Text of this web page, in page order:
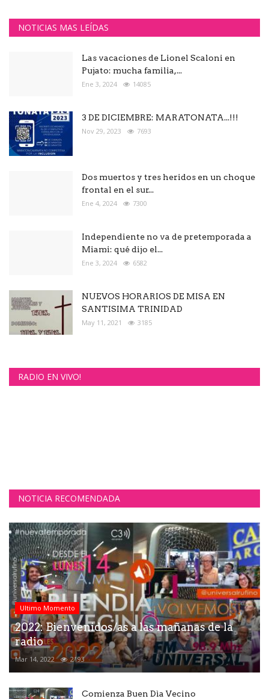
NOTICIAS MAS LEÍDAS
Las vacaciones de Lionel Scaloni en
Pujato: mucha familia,...
Ene 3, 2024 14085
3 DE DICIEMBRE: MARATONATA...!!!
Nov 29, 2023 7693
Dos muertos y tres heridos en un choque
frontal en el sur...
Ene 4, 2024 7300
Independiente no va de pretemporada a
Miami: qué dijo el...
Ene 3, 2024 6582
NUEVOS HORARIOS DE MISA EN
SANTISIMA TRINIDAD
May 11, 2021 3185
RADIO EN VIVO!
NOTICIA RECOMENDADA
Ultimo Momento
2022: Bienvenidos/as a las mañanas de la
radio
Mar 14, 2022 2193
Comienza Buen Dìa Vecino